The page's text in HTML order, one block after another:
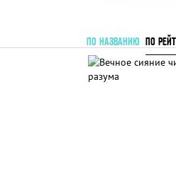
ПО НАЗВАНИЮ ПО